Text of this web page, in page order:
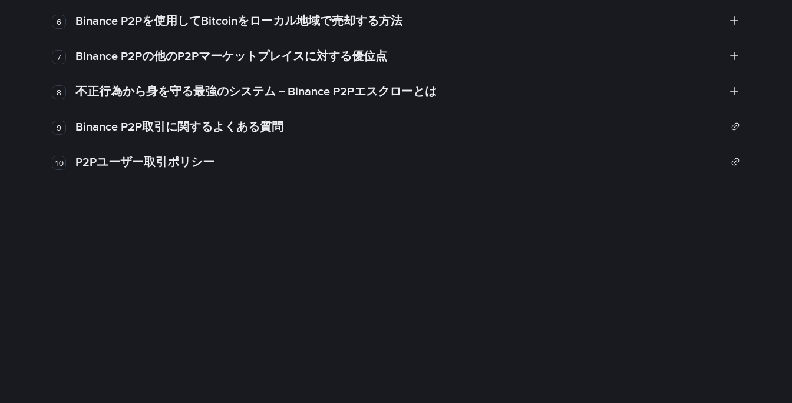
6 Binance P2Pを使用してBitcoinをローカル地域で売却する方法
7 Binance P2Pの他のP2Pマーケットプレイスに対する優位点
8 不正行為から身を守る最強のシステム－Binance P2Pエスクローとは
9 Binance P2P取引に関するよくある質問
10 P2Pユーザー取引ポリシー